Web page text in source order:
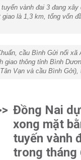
vành đai 3 đang
là 1,3 km, tổng vốn
cầu Bình Gửi nối
giao thông tỉnh Bình
Vạn và cầu Bình
Đồng Nai
xong mặt
tuyến vành
trong tháng